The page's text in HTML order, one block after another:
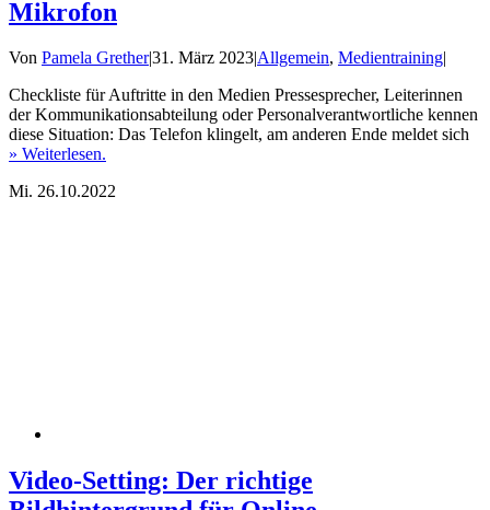
Mikrofon
Von Pamela Grether|31. März 2023|Allgemein, Medientraining|
Checkliste für Auftritte in den Medien Pressesprecher, Leiterinnen
der Kommunikationsabteilung oder Personalverantwortliche kennen
diese Situation: Das Telefon klingelt, am anderen Ende meldet sich
» Weiterlesen.
Mi. 26.10.2022
Video-Setting: Der richtige